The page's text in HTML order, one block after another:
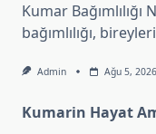
Kumar Bağımlılığı
bağımlılığı,
Admin Ağu 5, 2026
Kumarin Hayat